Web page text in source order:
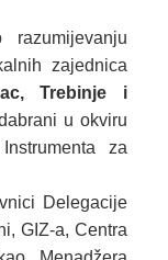
zajednica
Trebinje i
u okviru
za
Delegacije
GIZ-a, Centra